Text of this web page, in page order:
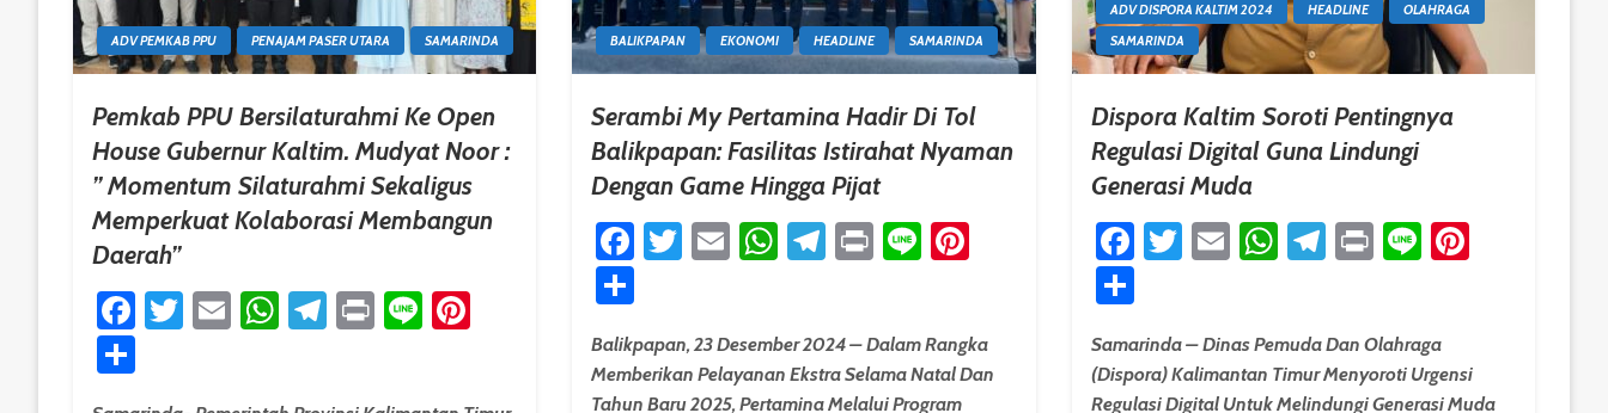
ADV PEMKAB PPU PENAJAM PASER UTARA SAMARINDA
Pemkab PPU Bersilaturahmi Ke Open
House Gubernur Kaltim. Mudyat Noor :
” Momentum Silaturahmi Sekaligus
Memperkuat Kolaborasi Membangun
Daerah”
Facebook
Twitter
EmailWhatsApp
Telegram
Print
Line Pinterest
BALIKPAPAN EKONOMI HEADLINE SAMARINDA
Serambi My Pertamina Hadir Di Tol
Balikpapan: Fasilitas Istirahat Nyaman
Dengan Game Hingga Pijat
Facebook
Twitter
EmailWhatsApp
Telegram
Print
Line Pinterest
Balikpapan, 23 Desember 2024 – Dalam Rangka
Memberikan Pelayanan Ekstra Selama Natal Dan
Tahun Baru 2025, Pertamina Melalui Program
ADV DISPORA KALTIM 2024 HEADLINE
OLAHRAGA
SAMARINDA
Dispora Kaltim Soroti Pentingnya
Regulasi Digital Guna Lindungi
Generasi Muda
Facebook
Twitter
EmailWhatsApp
Telegram
Print
Line
Share
Samarinda – Dinas Pemuda Dan Olahraga
(Dispora) Kalimantan Timur Menyoroti Urgensi
Regulasi Digital Untuk Melindungi Generasi Muda